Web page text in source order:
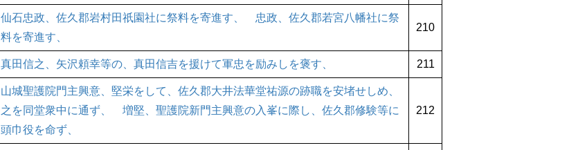
仙石忠政、佐久郡岩村田祇園社に祭料を寄進す、 忠政、佐久郡若宮八幡社に祭
料を寄進す、
210
真田信之、矢沢頼幸等の、真田信吉を援けて軍忠を励みしを褒す、 211
山城聖護院門主興意、堅栄をして、佐久郡大井法華堂祐源の跡職を安堵せしめ、
之を同堂衆中に通ず、 増堅、聖護院新門主興意の入峯に際し、佐久郡修験等に
頭巾役を命ず、
212